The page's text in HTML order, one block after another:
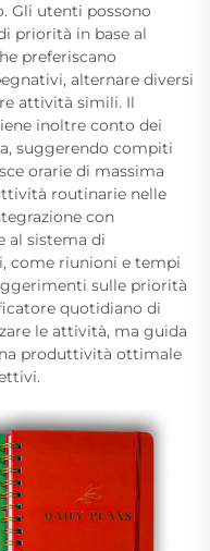
Gli utenti possono
priorità in base al
preferiscano
alternare diversi
attività simili. Il
inoltre conto dei
suggerendo compiti
orarie di massima
routinarie nelle
con
al sistema di
come riunioni e tempi
sulle priorità
quotidiano di
le attività, ma guida
produttività ottimale